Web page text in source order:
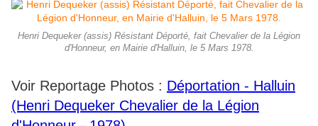
Henri Dequeker (assis) Résistant Déporté, fait Chevalier de la Légion
d'Honneur, en Mairie d'Halluin, le 5 Mars 1978.
Voir Reportage Photos : Déportation - Halluin
(Henri Dequeker Chevalier de la Légion